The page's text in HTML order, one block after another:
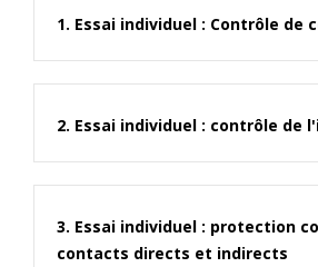
1. Essai individuel : Contrôle de
2. Essai individuel : contrôle de
3. Essai individuel : protection
contacts directs et indirects